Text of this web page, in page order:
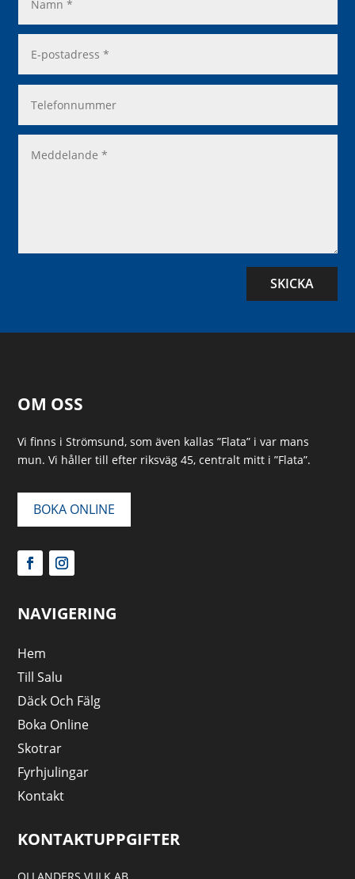
SKICKA
OM OSS
Vi finns i Strömsund, som även kallas ”Flata” i var mans
mun. Vi håller till efter riksväg 45, centralt mitt i ”Flata”.
BOKA ONLINE
NAVIGERING
Hem
Till Salu
Däck Och Fälg
Boka Online
Skotrar
Fyrhjulingar
Kontakt
KONTAKTUPPGIFTER
OLLANDERS VULK AB